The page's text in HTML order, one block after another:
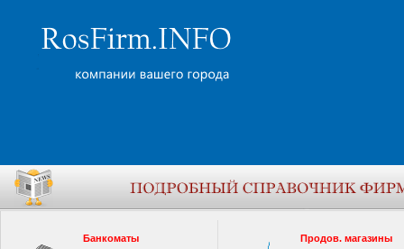
Банкоматы
Продов. магазины